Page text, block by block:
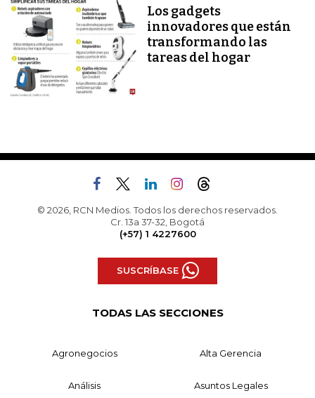
Los gadgets
innovadores que están
transformando las
tareas del hogar
© 2026, RCN Medios. Todos los derechos reservados.
Cr. 13a 37-32, Bogotá
(+57) 1 4227600
SUSCRÍBASE
TODAS LAS SECCIONES
Agronegocios Alta Gerencia
Análisis Asuntos Legales